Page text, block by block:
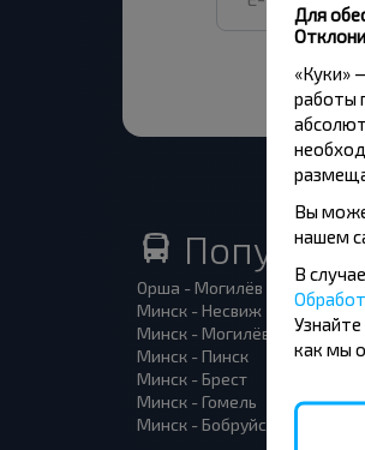
Орша - Могилёв
Минск - Несвиж
Минск - Могилёв
Минск - Пинск
Минск - Брест
Минск - Гомель
Минск - Бобруйск
Для
«Куки»
работы
Вы
нашем
В
как мы